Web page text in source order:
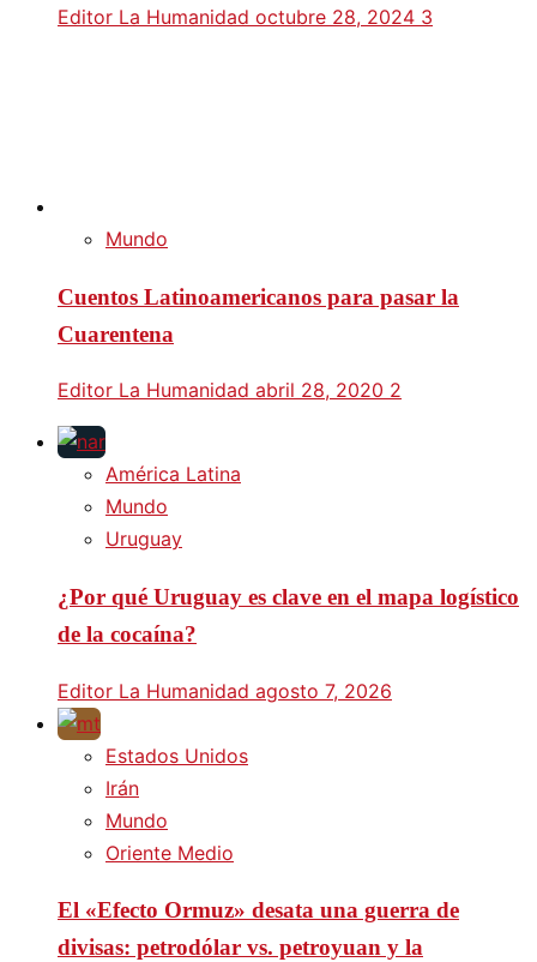
Editor La Humanidad octubre 28, 2024 3
Mundo
Cuentos Latinoamericanos para pasar la
Cuarentena
Editor La Humanidad abril 28, 2020 2
América Latina
Mundo
Uruguay
¿Por qué Uruguay es clave en el mapa logístico
de la cocaína?
Editor La Humanidad agosto 7, 2026
Estados Unidos
Irán
Mundo
Oriente Medio
El «Efecto Ormuz» desata una guerra de
divisas: petrodólar vs. petroyuan y la